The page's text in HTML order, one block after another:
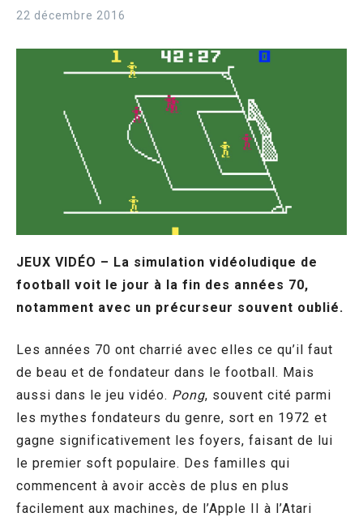
22 décembre 2016
JEUX VIDÉO – La simulation vidéoludique de
football voit le jour à la fin des années 70,
notamment avec un précurseur souvent oublié.
Les années 70 ont charrié avec elles ce qu’il faut
de beau et de fondateur dans le football. Mais
aussi dans le jeu vidéo. Pong, souvent cité parmi
les mythes fondateurs du genre, sort en 1972 et
gagne significativement les foyers, faisant de lui
le premier soft populaire. Des familles qui
commencent à avoir accès de plus en plus
facilement aux machines, de l’Apple II à l’Atari